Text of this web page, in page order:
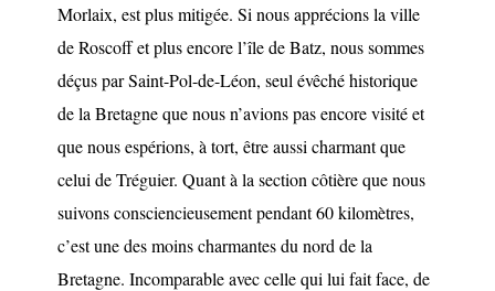
Morlaix, est plus mitigée. Si nous apprécions la ville
de Roscoff et plus encore l’île de Batz, nous sommes
déçus par Saint-Pol-de-Léon, seul évêché historique
de la Bretagne que nous n’avions pas encore visité et
que nous espérions, à tort, être aussi charmant que
celui de Tréguier. Quant à la section côtière que nous
suivons consciencieusement pendant 60 kilomètres,
c’est une des moins charmantes du nord de la
Bretagne. Incomparable avec celle qui lui fait face, de